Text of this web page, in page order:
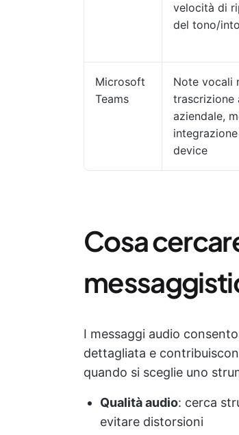
velocità di
del tono/
Microsoft
Teams
Note vocali
trascrizione
aziendale,
device
Cosa
I messaggi audio
dettagliata e
quando si sceglie uno
Qualità audio: cerca
evitare distorsioni